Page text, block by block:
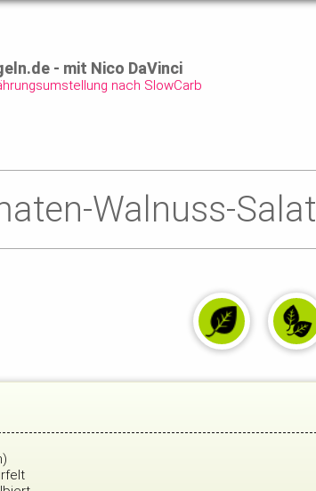
- mit Nico DaVinci
nach SlowCarb
Walnuss-Salat